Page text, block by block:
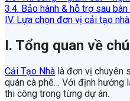
3.4. Bảo hành & hỗ trợ sau
IV. Lựa chọn đơn vị cải tạo
I. Tổng quan về
Cải Tạo Nhà là đơn vị chuyên
quán cà phê… Với định hướng
thi công trong từng dự án.